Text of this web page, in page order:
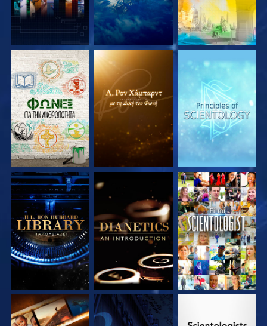
ΕΞΕΡΕΥΝΗΣΤΕ ΤΗ
ΣΕΙΡΑ
ΕΞΕΡΕΥΝΗΣΤΕ ΤΗ
ΣΕΙΡΑ
ΕΞΕΡΕΥΝΗΣΤΕ ΤΗ
ΣΕΙΡΑ
ΕΞΕΡΕΥΝΗΣΤΕ ΤΗ
ΣΕΙΡΑ
ΕΞΕΡΕΥΝΗΣΤΕ ΤΗ
ΣΕΙΡΑ
ΠΑΡΑΚΟΛΟΥΘΗΣΤΕ